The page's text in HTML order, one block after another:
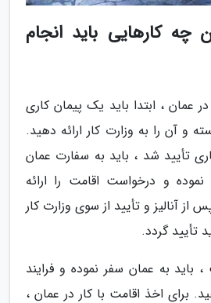
چه کارهایی باید انجام
عمان ، ابتدا باید یک پیمان کاری
و آن را به وزارت کار ارائه دهید.
تأیید شد ، باید به سفارت عمان
و درخواست اقامت را ارائه
آنالیز و تأیید از سوی وزارت کار
تأیید گردد.
باید به عمان سفر نموده و فرایند
برای اخذ اقامت با کار در عمان ،